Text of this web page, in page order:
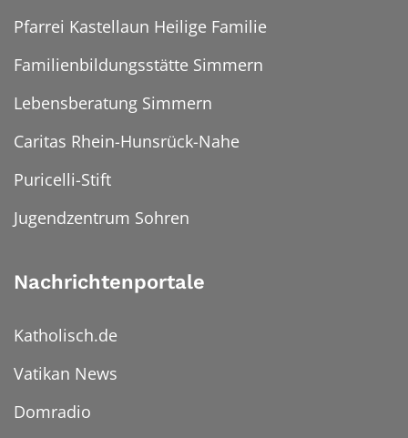
Pfarrei Kastellaun Heilige Familie
Familienbildungsstätte Simmern
Lebensberatung Simmern
Caritas Rhein-Hunsrück-Nahe
Puricelli-Stift
Jugendzentrum Sohren
Nachrichtenportale
Katholisch.de
Vatikan News
Domradio